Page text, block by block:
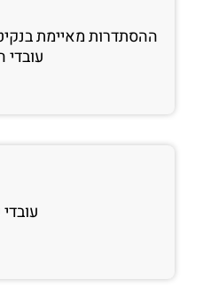
ההסתדרות מאיימת
עובדי